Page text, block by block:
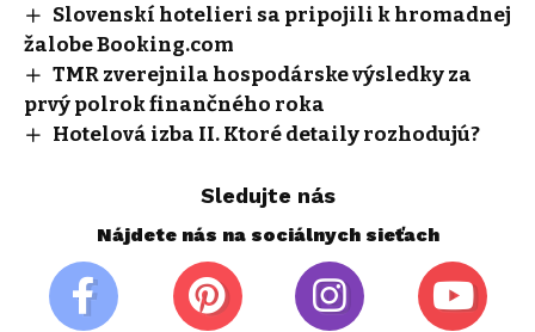
Slovenskí hotelieri sa pripojili k hromadnej
žalobe Booking.com
TMR zverejnila hospodárske výsledky za
prvý polrok finančného roka
Hotelová izba II. Ktoré detaily rozhodujú?
Sledujte nás
Nájdete nás na sociálnych sieťach